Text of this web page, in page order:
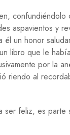
aspavientos y
él un honor
libro que le
por la
riendo al
feliz, es parte